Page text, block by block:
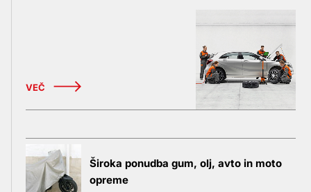
VEČ
Široka ponudba gum, olj, avto in moto
opreme